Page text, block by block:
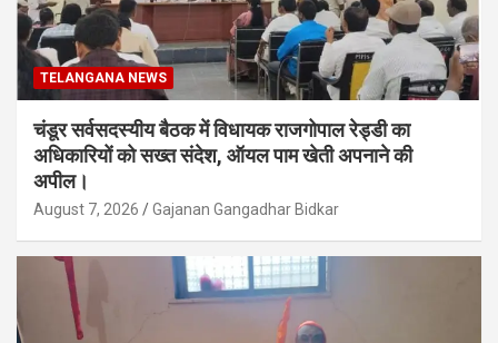
TELANGANA NEWS
चंडूर सर्वसदस्यीय बैठक में विधायक राजगोपाल रेड्डी का
अधिकारियों को सख्त संदेश, ऑयल पाम खेती अपनाने की
अपील।
August 7, 2026 Gajanan Gangadhar Bidkar